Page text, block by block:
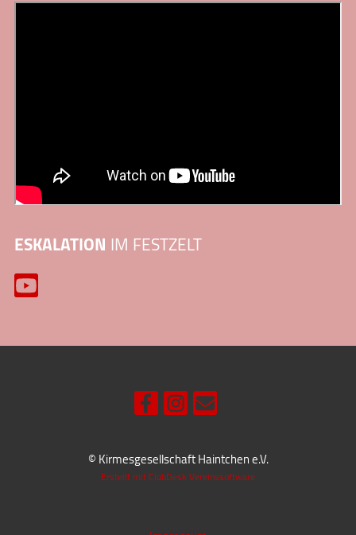
ESKALATION IM FESTZELT
© Kirmesgesellschaft Haintchen e.V.
Erstellt mit ClubDesk Vereinssoftware